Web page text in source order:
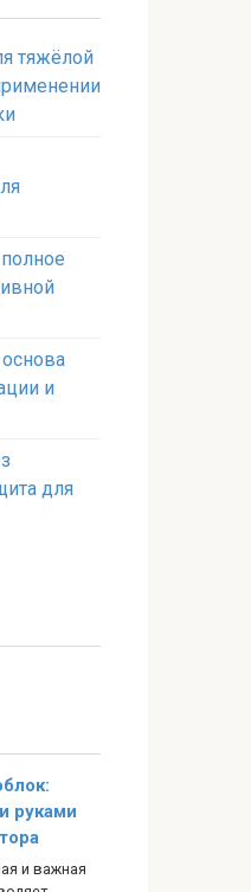
тяжёлой
основа
и
для
руками
и важная